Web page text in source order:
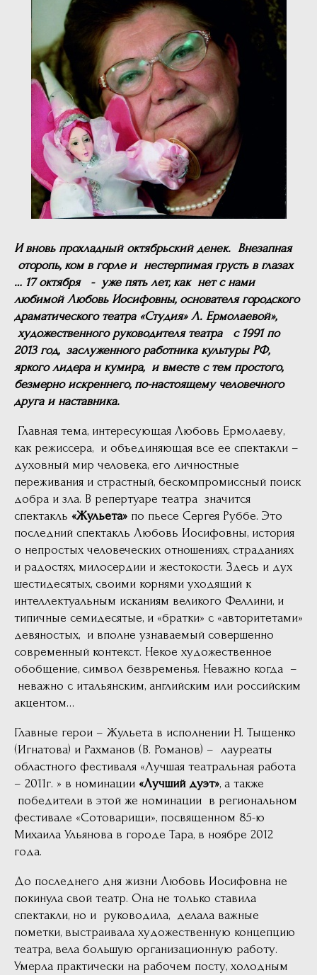
И вновь прохладный октябрьский денек. Внезапная
оторопь, ком в горле и нестерпимая грусть в глазах
… 17 октября - уже пять лет, как нет с нами
любимой Любовь Иосифовны, основателя городского
драматического театра «Студия» Л. Ермолаевой»,
художественного руководителя театра с 1991 по
2013 год, заслуженного работника культуры РФ,
яркого лидера и кумира, и вместе с тем простого,
безмерно искреннего, по-настоящему человечного
друга и наставника.
Главная тема, интересующая Любовь Ермолаеву,
как режиссера, и объединяющая все ее спектакли –
духовный мир человека, его личностные
переживания и страстный, бескомпромиссный поиск
добра и зла. В репертуаре театра значится
спектакль «Жульета» по пьесе Сергея Руббе. Это
последний спектакль Любовь Иосифовны, история
о непростых человеческих отношениях, страданиях
и радостях, милосердии и жестокости. Здесь и дух
шестидесятых, своими корнями уходящий к
интеллектуальным исканиям великого Феллини, и
типичные семидесятые, и «братки» с «авторитетами»
девяностых, и вполне узнаваемый совершенно
современный контекст. Некое художественное
обобщение, символ безвременья. Неважно когда –
неважно с итальянским, английским или российским
акцентом…
Главные герои – Жульета в исполнении Н. Тыщенко
(Игнатова) и Рахманов (В. Романов) – лауреаты
областного фестиваля «Лучшая театральная работа
– 2011г. » в номинации «Лучший дуэт», а также
победители в этой же номинации в региональном
фестивале «Сотоварищи», посвященном 85-ю
Михаила Ульянова в городе Тара, в ноябре 2012
года.
До последнего дня жизни Любовь Иосифовна не
покинула свой театр. Она не только ставила
спектакли, но и руководила, делала важные
пометки, выстраивала художественную концепцию
театра, вела большую организационную работу.
Умерла практически на рабочем посту, холодным